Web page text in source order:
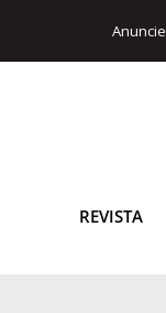
Anuncie
REVISTA